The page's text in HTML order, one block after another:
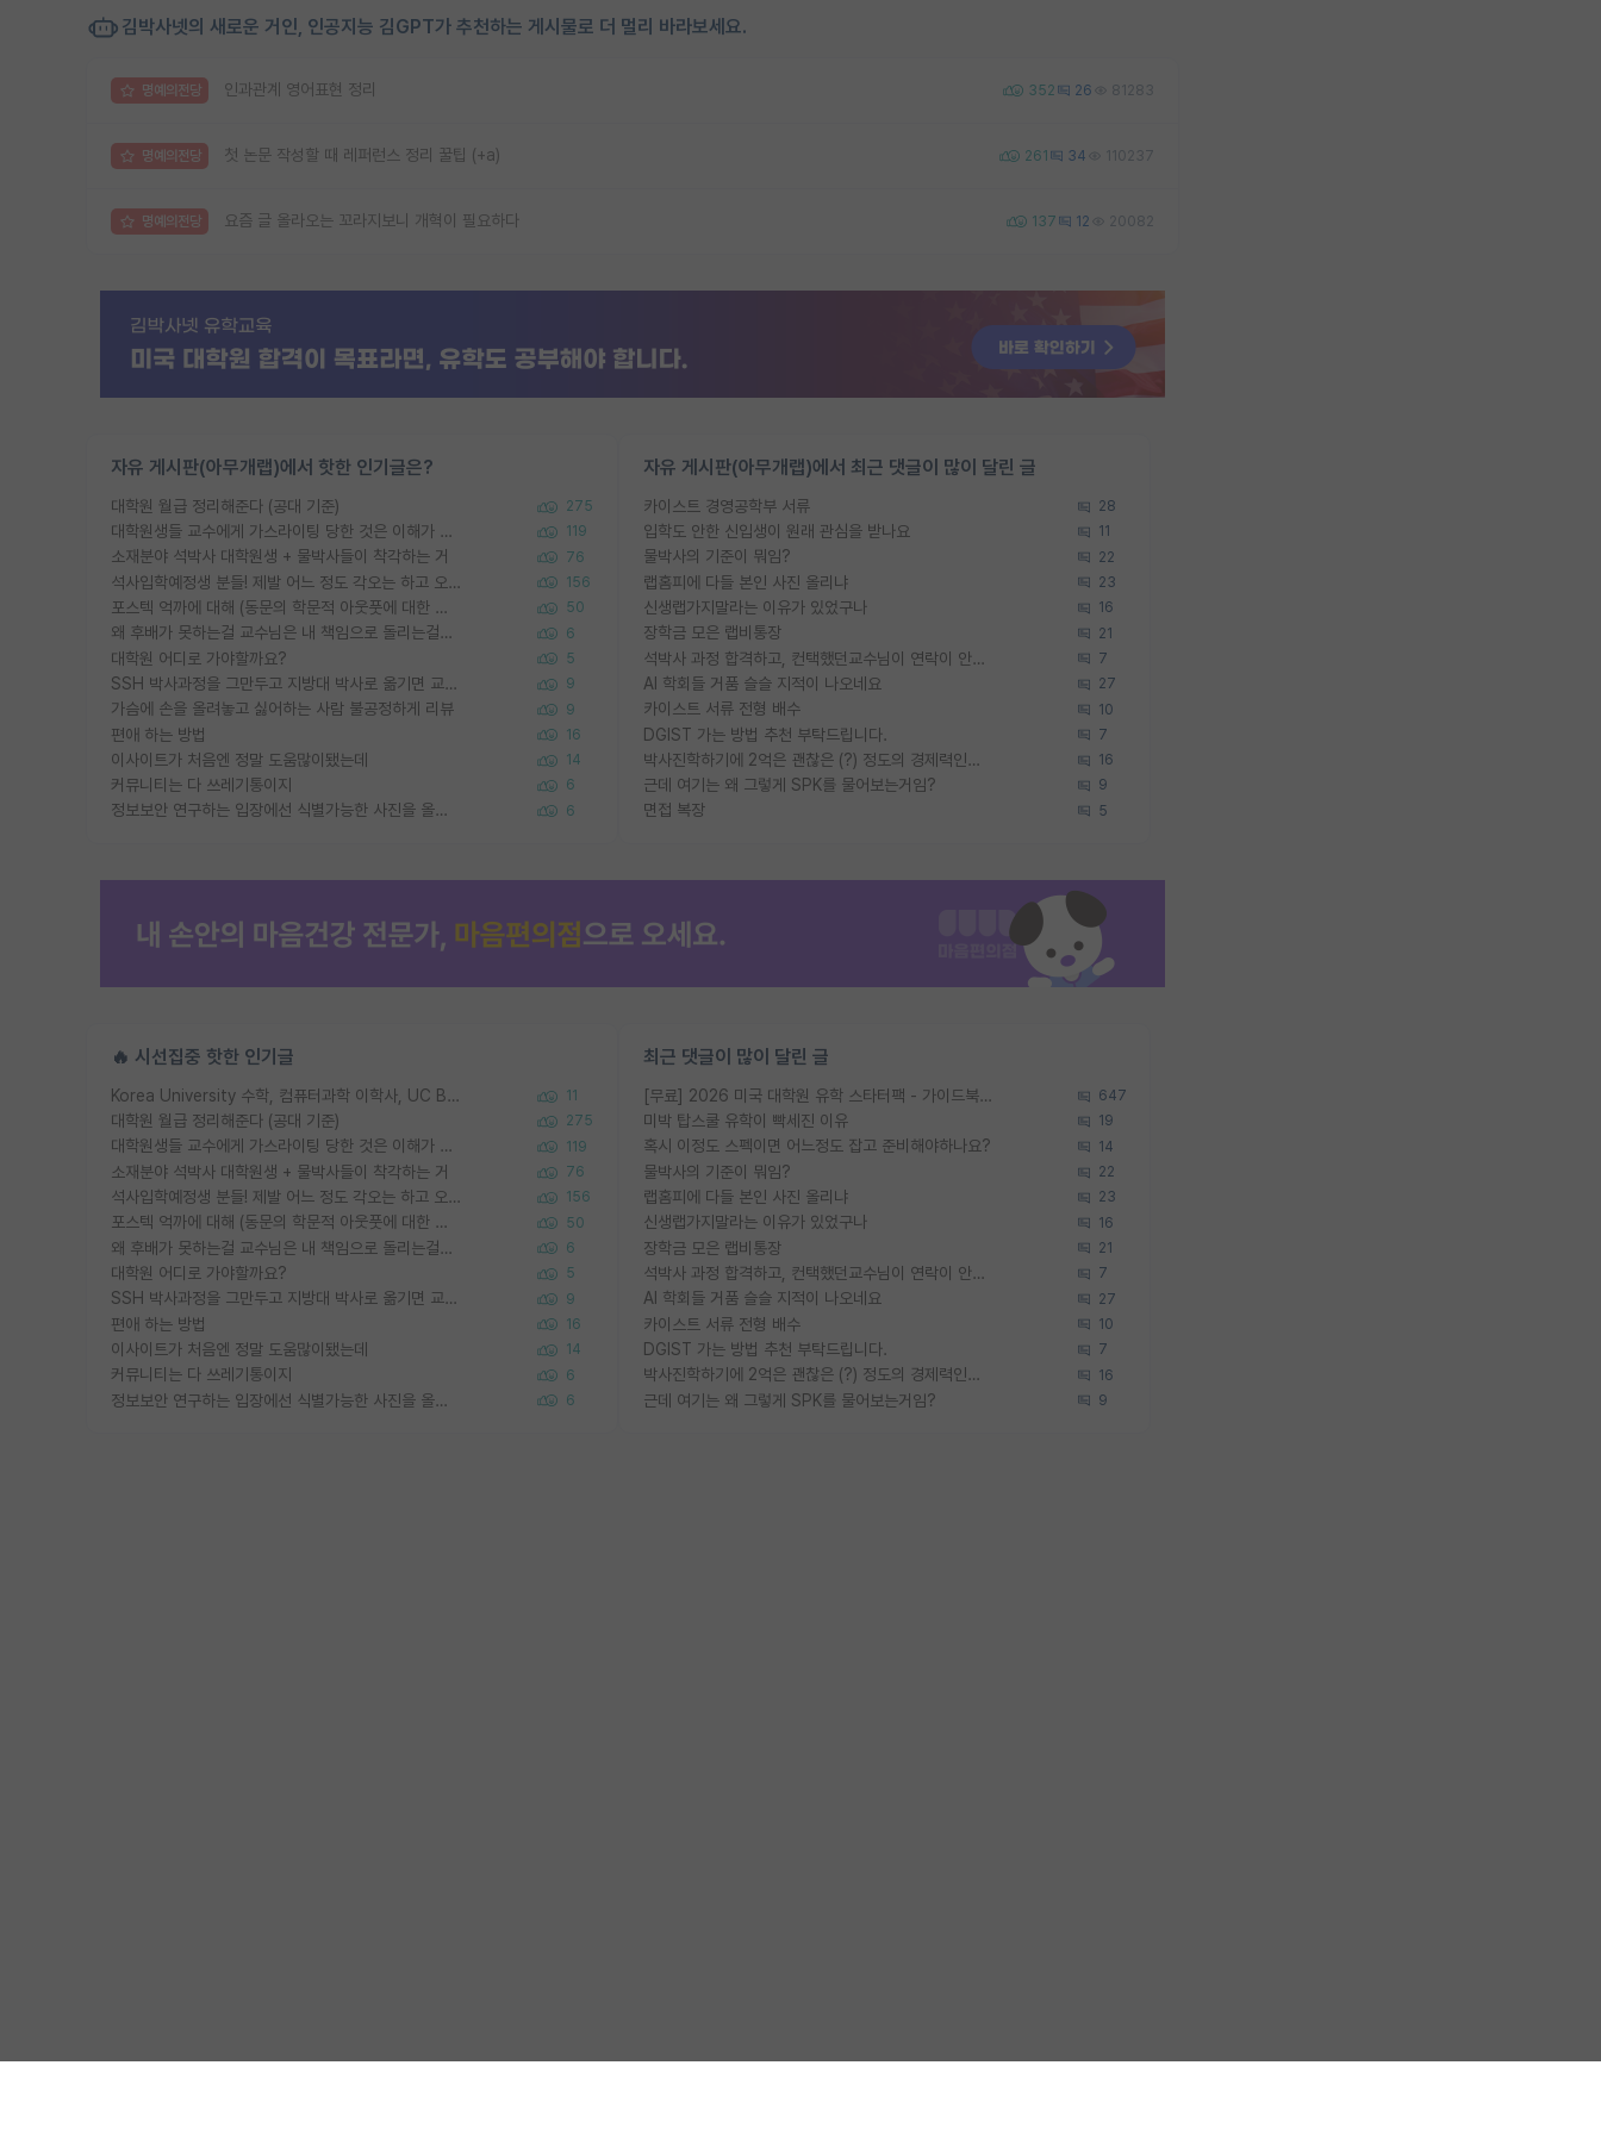
김박사넷의 새로운 거인, 인공지능 김GPT가 추천하는 게시물로 더 멀리 바라보세요.
명예의전당 인과관계 영어표현 정리 352 26 81283
명예의전당 첫 논문 작성할 때 레퍼런스 정리 꿀팁 (+a) 261 34 110237
명예의전당 요즘 글 올라오는 꼬라지보니 개혁이 필요하다 137 12 20082
자유 게시판(아무개랩)에서 핫한 인기글은?
대학원 월급 정리해준다 (공대 기준) 275
대학원생들 교수에게 가스라이팅 당한 것은 이해가 갑니다. 안타깝네요. 119
소재분야 석박사 대학원생 + 물박사들이 착각하는 거 76
석사입학예정생 분들! 제발 어느 정도 각오는 하고 오세요. 156
포스텍 억까에 대해 (동문의 학문적 아웃풋에 대한 반박) 50
왜 후배가 못하는걸 교수님은 내 책임으로 돌리는걸까요? 6
대학원 어디로 가야할까요? 5
SSH 박사과정을 그만두고 지방대 박사로 옮기면 교수의 꿈은 끝일까요? 9
가슴에 손을 올려놓고 싫어하는 사람 불공정하게 리뷰 9
편애 하는 방법 16
이사이트가 처음엔 정말 도움많이됐는데 14
커뮤니티는 다 쓰레기통이지 6
정보보안 연구하는 입장에선 식별가능한 사진을 올리는건 비추이긴함 6
자유 게시판(아무개랩)에서 최근 댓글이 많이 달린 글
카이스트 경영공학부 서류 28
입학도 안한 신입생이 원래 관심을 받나요 11
물박사의 기준이 뭐임? 22
랩홈피에 다들 본인 사진 올리냐 23
신생랩가지말라는 이유가 있었구나 16
장학금 모은 랩비통장 21
석박사 과정 합격하고, 컨택했던교수님이 연락이 안됩니다... 7
AI 학회들 거품 슬슬 지적이 나오네요 27
카이스트 서류 전형 배수 10
DGIST 가는 방법 추천 부탁드립니다. 7
박사진학하기에 2억은 괜찮은 (?) 정도의 경제력인가요 16
근데 여기는 왜 그렇게 SPK를 물어보는거임? 9
면접 복장 5
🔥 시선집중 핫한 인기글
Korea University 수학, 컴퓨터과학 이학사, UC Berkeley 산업공학 대학원 공학박사가 되는 것은 쉽지 않겠죠? 11
대학원 월급 정리해준다 (공대 기준) 275
대학원생들 교수에게 가스라이팅 당한 것은 이해가 갑니다. 안타깝네요. 119
소재분야 석박사 대학원생 + 물박사들이 착각하는 거 76
석사입학예정생 분들! 제발 어느 정도 각오는 하고 오세요. 156
포스텍 억까에 대해 (동문의 학문적 아웃풋에 대한 반박) 50
왜 후배가 못하는걸 교수님은 내 책임으로 돌리는걸까요? 6
대학원 어디로 가야할까요? 5
SSH 박사과정을 그만두고 지방대 박사로 옮기면 교수의 꿈은 끝일까요? 9
편애 하는 방법 16
이사이트가 처음엔 정말 도움많이됐는데 14
커뮤니티는 다 쓰레기통이지 6
정보보안 연구하는 입장에선 식별가능한 사진을 올리는건 비추이긴함 6
최근 댓글이 많이 달린 글
[무료] 2026 미국 대학원 유학 스타터팩 - 가이드북 & 합격자 컨택메일 템플릿 647
미박 탑스쿨 유학이 빡세진 이유 19
혹시 이정도 스펙이면 어느정도 잡고 준비해야하나요? 14
물박사의 기준이 뭐임? 22
랩홈피에 다들 본인 사진 올리냐 23
신생랩가지말라는 이유가 있었구나 16
장학금 모은 랩비통장 21
석박사 과정 합격하고, 컨택했던교수님이 연락이 안됩니다... 7
AI 학회들 거품 슬슬 지적이 나오네요 27
카이스트 서류 전형 배수 10
DGIST 가는 방법 추천 부탁드립니다. 7
박사진학하기에 2억은 괜찮은 (?) 정도의 경제력인가요 16
근데 여기는 왜 그렇게 SPK를 물어보는거임? 9